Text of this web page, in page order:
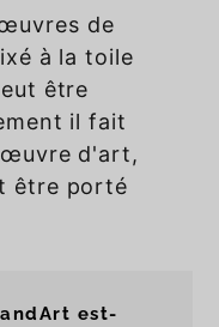
de
à la toile
être
il fait
d'art,
être porté
est-